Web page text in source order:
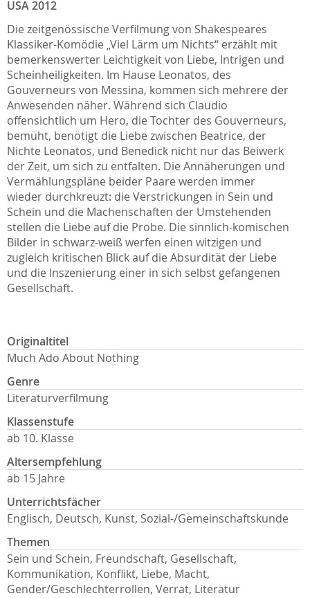
USA 2012
Die zeitgenössische Verfilmung von Shakespeares
Klassiker-Komödie „Viel Lärm um Nichts“ erzählt mit
bemerkenswerter Leichtigkeit von Liebe, Intrigen und
Scheinheiligkeiten. Im Hause Leonatos, des
Gouverneurs von Messina, kommen sich mehrere der
Anwesenden näher. Während sich Claudio
offensichtlich um Hero, die Tochter des Gouverneurs,
bemüht, benötigt die Liebe zwischen Beatrice, der
Nichte Leonatos, und Benedick nicht nur das Beiwerk
der Zeit, um sich zu entfalten. Die Annäherungen und
Vermählungspläne beider Paare werden immer
wieder durchkreuzt: die Verstrickungen in Sein und
Schein und die Machenschaften der Umstehenden
stellen die Liebe auf die Probe. Die sinnlich-komischen
Bilder in schwarz-weiß werfen einen witzigen und
zugleich kritischen Blick auf die Absurdität der Liebe
und die Inszenierung einer in sich selbst gefangenen
Gesellschaft.
Originaltitel
Much Ado About Nothing
Genre
Literaturverfilmung
Klassenstufe
ab 10. Klasse
Altersempfehlung
ab 15 Jahre
Unterrichtsfächer
Englisch, Deutsch, Kunst, Sozial-/Gemeinschaftskunde
Themen
Sein und Schein, Freundschaft, Gesellschaft,
Kommunikation, Konflikt, Liebe, Macht,
Gender/Geschlechterrollen, Verrat, Literatur